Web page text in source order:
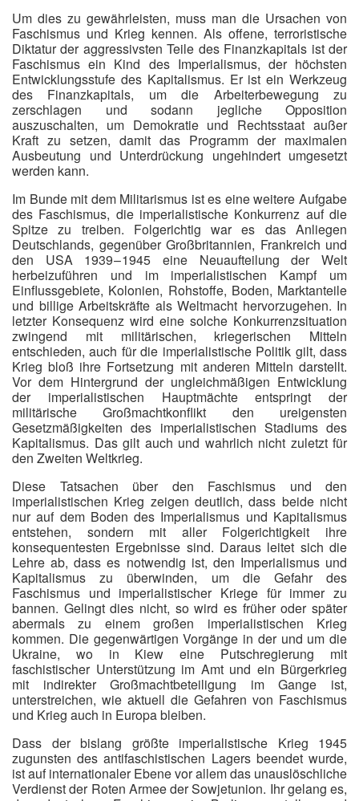
Um dies zu gewährleisten, muss man die Ursachen von
Faschismus und Krieg kennen. Als offene, terroristische
Diktatur der aggressivsten Teile des Finanzkapitals ist der
Faschismus ein Kind des Imperialismus, der höchsten
Entwicklungsstufe des Kapitalismus. Er ist ein Werkzeug
des Finanzkapitals, um die Arbeiterbewegung zu
zerschlagen und sodann jegliche Opposition
auszuschalten, um Demokratie und Rechtsstaat außer
Kraft zu setzen, damit das Programm der maximalen
Ausbeutung und Unterdrückung ungehindert umgesetzt
werden kann.
Im Bunde mit dem Militarismus ist es eine weitere Aufgabe
des Faschismus, die imperialistische Konkurrenz auf die
Spitze zu treiben. Folgerichtig war es das Anliegen
Deutschlands, gegenüber Großbritannien, Frankreich und
den USA 1939 – 1945 eine Neuaufteilung der Welt
herbeizuführen und im imperialistischen Kampf um
Einflussgebiete, Kolonien, Rohstoffe, Boden, Marktanteile
und billige Arbeitskräfte als Weltmacht hervorzugehen. In
letzter Konsequenz wird eine solche Konkurrenzsituation
zwingend mit militärischen, kriegerischen Mitteln
entschieden, auch für die imperialistische Politik gilt, dass
Krieg bloß ihre Fortsetzung mit anderen Mitteln darstellt.
Vor dem Hintergrund der ungleichmäßigen Entwicklung
der imperialistischen Hauptmächte entspringt der
militärische Großmachtkonflikt den ureigensten
Gesetzmäßigkeiten des imperialistischen Stadiums des
Kapitalismus. Das gilt auch und wahrlich nicht zuletzt für
den Zweiten Weltkrieg.
Diese Tatsachen über den Faschismus und den
imperialistischen Krieg zeigen deutlich, dass beide nicht
nur auf dem Boden des Imperialismus und Kapitalismus
entstehen, sondern mit aller Folgerichtigkeit ihre
konsequentesten Ergebnisse sind. Daraus leitet sich die
Lehre ab, dass es notwendig ist, den Imperialismus und
Kapitalismus zu überwinden, um die Gefahr des
Faschismus und imperialistischer Kriege für immer zu
bannen. Gelingt dies nicht, so wird es früher oder später
abermals zu einem großen imperialistischen Krieg
kommen. Die gegenwärtigen Vorgänge in der und um die
Ukraine, wo in Kiew eine Putschregierung mit
faschistischer Unterstützung im Amt und ein Bürgerkrieg
mit indirekter Großmachtbeteiligung im Gange ist,
unterstreichen, wie aktuell die Gefahren von Faschismus
und Krieg auch in Europa bleiben.
Dass der bislang größte imperialistische Krieg 1945
zugunsten des antifaschistischen Lagers beendet wurde,
ist auf internationaler Ebene vor allem das unauslöschliche
Verdienst der Roten Armee der Sowjetunion. Ihr gelang es,